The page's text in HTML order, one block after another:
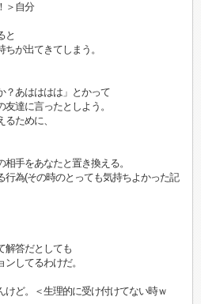
自分
と
が出てきてしまう。
あはははは」とかって
達に言ったとしよう。
ために、
手をあなたと置き換える。
為(その時のとっても気持ちよかった記
解答だとしても
してるわけだ。
ど。＜生理的に受け付けてない時ｗ